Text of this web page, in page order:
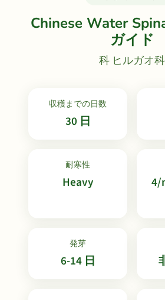
Chinese Water
ガイド
科 ヒルガオ科
収穫までの日数
30 日
耐寒性
Heavy
4/
発芽
6-14 日